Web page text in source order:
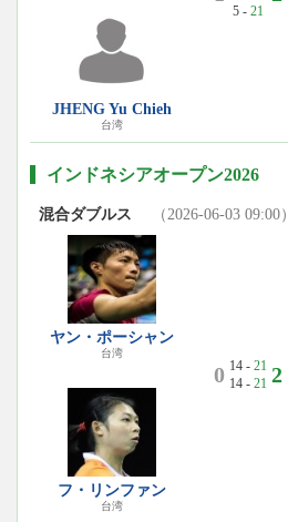
JHENG Yu Chieh
台湾
5 - 21
インドネシアオープン2026
混合ダブルス （2026-06-03 09:00）
ヤン・ポーシャン
台湾
フ・リンファン
台湾
0 14 - 21
14 - 21 2